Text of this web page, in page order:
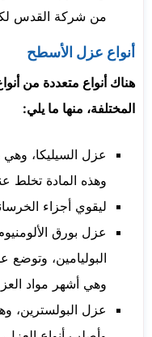
من شركة القدس
أنواع عزل الأسطح
هناك أنواع متعددة من
المختلفة، منها ما يلي:
عزل السيليكا، وهي
وهذه المادة تخلط
ليقوي أجزاء
عزل بورق
البوليامين، وتوضع
وهي أشهر مواد
عزل البولسترين،